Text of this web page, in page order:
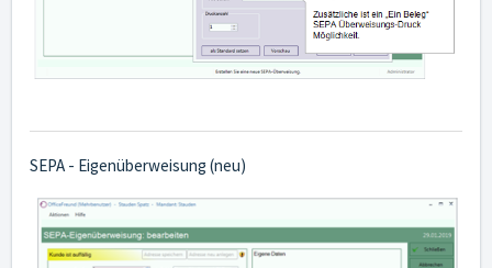
SEPA - Eigenüberweisung (neu)